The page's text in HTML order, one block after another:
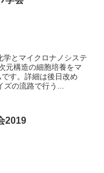
学とマイクロナノシステ
元構造の細胞培養をマ
す。詳細は後日改め
の流路で行う...
2019